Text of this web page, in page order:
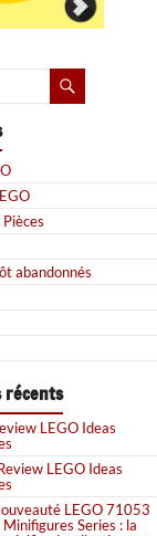
abandonnés
récents
LEGO Ideas
LEGO Ideas
LEGO 71053
Series : la